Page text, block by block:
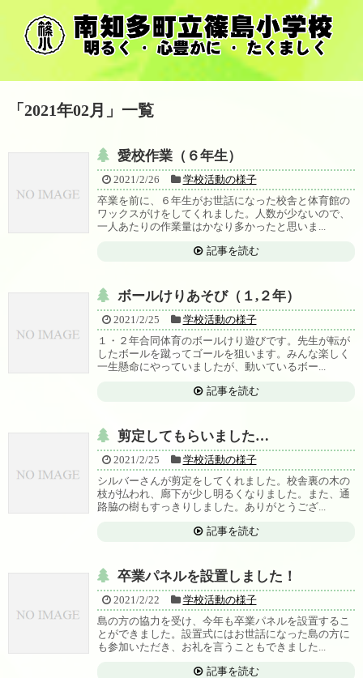
「 2021年02月 」 一覧
愛校作業（６年生）
2021/2/26
学校活動の様子
卒業を前に、６年生がお世話になった校舎と体育館の
ワックスがけをしてくれました。人数が少ないので、
一人あたりの作業量はかなり多かったと思いま...
記事を読む
ボールけりあそび（１,２年）
2021/2/25
学校活動の様子
１・２年合同体育のボールけり遊びです。先生が転が
したボールを蹴ってゴールを狙います。みんな楽しく
一生懸命にやっていましたが、動いているボー...
記事を読む
剪定してもらいました…
2021/2/25
学校活動の様子
シルバーさんが剪定をしてくれました。校舎裏の木の
枝が払われ、廊下が少し明るくなりました。また、通
路脇の樹もすっきりしました。ありがとうござ...
記事を読む
卒業パネルを設置しました！
2021/2/22
学校活動の様子
島の方の協力を受け、今年も卒業パネルを設置するこ
とができました。設置式にはお世話になった島の方に
も参加いただき、お礼を言うこともできました...
記事を読む